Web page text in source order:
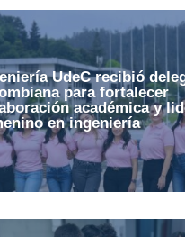
UdeC recibió
para fortalecer
académica y
en ingeniería